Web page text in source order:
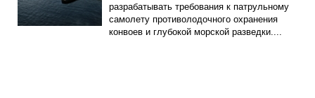
разрабатывать требования к патрульному
самолету противолодочного охранения
конвоев и глубокой морской разведки....